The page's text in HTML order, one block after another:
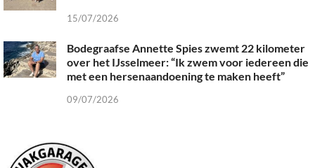
15/07/2026
Bodegraafse Annette Spies zwemt 22 kilometer
over het IJsselmeer: “Ik zwem voor iedereen die
met een hersenaandoening te maken heeft”
09/07/2026